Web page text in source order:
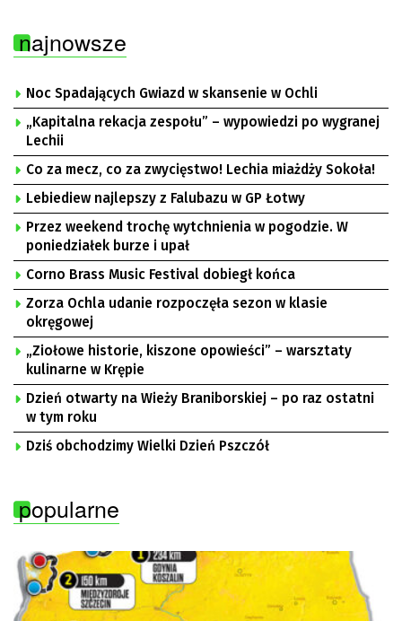
najnowsze
Noc Spadających Gwiazd w skansenie w Ochli
„Kapitalna rekacja zespołu” – wypowiedzi po wygranej
Lechii
Co za mecz, co za zwycięstwo! Lechia miażdży Sokoła!
Lebiediew najlepszy z Falubazu w GP Łotwy
Przez weekend trochę wytchnienia w pogodzie. W
poniedziałek burze i upał
Corno Brass Music Festival dobiegł końca
Zorza Ochla udanie rozpoczęła sezon w klasie
okręgowej
„Ziołowe historie, kiszone opowieści” – warsztaty
kulinarne w Krępie
Dzień otwarty na Wieży Braniborskiej – po raz ostatni
w tym roku
Dziś obchodzimy Wielki Dzień Pszczół
popularne